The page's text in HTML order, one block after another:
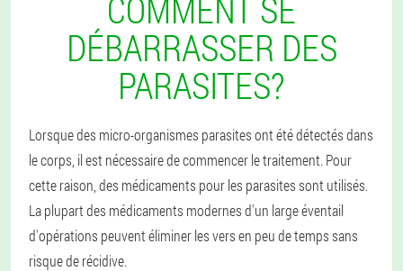
DÉBARRASSER DES
PARASITES?
Lorsque des micro-organismes parasites ont été détectés dans
le corps, il est nécessaire de commencer le traitement. Pour
cette raison, des médicaments pour les parasites sont utilisés.
La plupart des médicaments modernes d'un large éventail
d'opérations peuvent éliminer les vers en peu de temps sans
risque de récidive.